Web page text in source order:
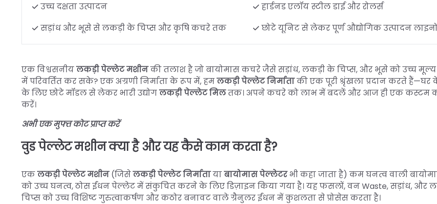
उच्च दक्षता उत्पादन
हार्डनड एलॉय स्टील डाई और रोलर्स
सड़ांध और भूसे से लकड़ी के चिप्स और कृषि कचरे तक
छोटे यूनिट से लेकर पूर्ण औद्योगिक उत्पादन
एक विश्वसनीयलकड़ी पेल्लेट मशीनकी तलाश है जो बायोमास कचरे जैसे सड़ांध, लकड़ी के चिप्स, और भूसे को उच्च
में परिवर्तित कर सके? एक अग्रणी निर्माता के रूप में, हमलकड़ी पेल्लेट निर्माताकी एक पूरी श्रृंखला प्रदान करते हैं—घर
के लिए छोटे मॉडल से लेकर भारी उद्योगलकड़ी पेल्लेट मिलतक। अपने कचरे को लाभ में बदलें और आज ही एक कस्टम
करें।
अभी एक मुफ्त कोट प्राप्त करें
वुड पेल्लेट मशीन क्या है और यह कैसे काम करता है?
एकलकड़ी पेल्लेट मशीन(जिसेलकड़ी पेल्लेट निर्मातायाबायोमास पेल्लेटरभी कहा जाता है) कम घनत्व वाली
को उच्च घनत्व, ठोस ईंधन पेल्लेट में संकुचित करने के लिए डिज़ाइन किया गया है। यह फसलों, वन Waste, सड़ांध, और
चिप्स को उच्च विशिष्ट गुरुत्वाकर्षण और कठोर बनावट वाले ग्रैनुलर ईंधन में कुशलता से प्रोसेस करता है।